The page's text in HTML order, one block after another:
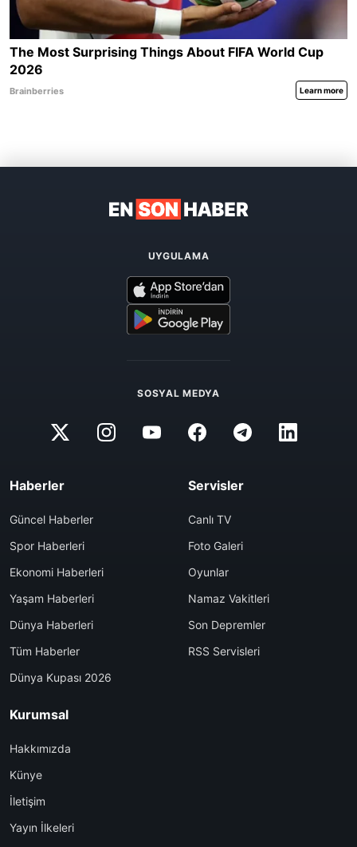
UYGULAMA
SOSYAL MEDYA
Haberler
Güncel Haberler
Spor Haberleri
Ekonomi Haberleri
Yaşam Haberleri
Dünya Haberleri
Tüm Haberler
Dünya Kupası 2026
Servisler
Canlı TV
Foto Galeri
Oyunlar
Namaz Vakitleri
Son Depremler
RSS Servisleri
Kurumsal
Hakkımızda
Künye
İletişim
Yayın İlkeleri